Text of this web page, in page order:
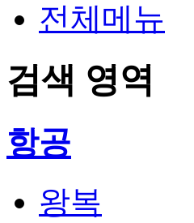
전체메뉴
검색 영역
항공
왕복